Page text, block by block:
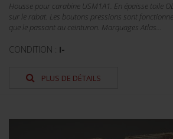
Housse pour carabine USM1A1. En épaisse toile
sur le rabat. Les boutons pressions sont
que le passant au ceinturon. Marquages Atlas...
CONDITION : I-
PLUS DE DÉTAILS